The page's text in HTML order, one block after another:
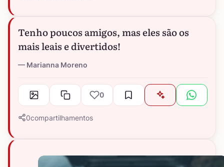
Tenho poucos amigos, mas eles são os
mais leais e divertidos!
Marianna Moreno
0
0compartilhamentos